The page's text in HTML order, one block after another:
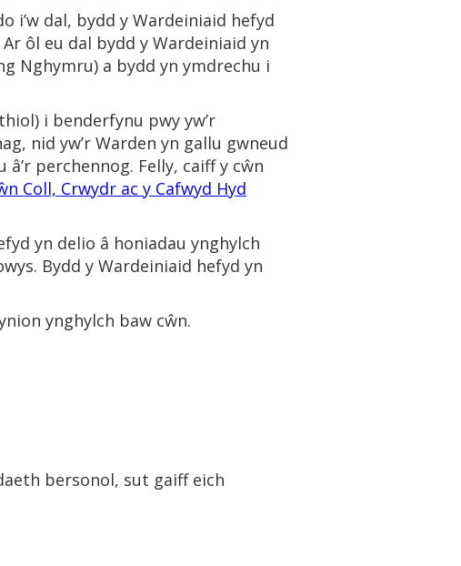
i’w dal, bydd y Wardeiniaid hefyd
ôl eu dal bydd y Wardeiniaid yn
Nghymru) a bydd yn ymdrechu i
i benderfynu pwy yw’r
nid yw’r Warden yn gallu gwneud
perchennog. Felly, caiff y cŵn
Coll, Crwydr ac y Cafwyd Hyd
yn delio â honiadau ynghylch
Bydd y Wardeiniaid hefyd yn
ynghylch baw cŵn.
bersonol, sut gaiff eich